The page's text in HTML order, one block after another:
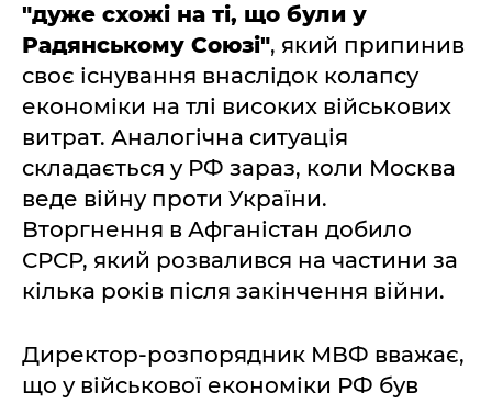
"дуже схожі на ті, що були у
Радянському Союзі", який припинив
своє існування внаслідок колапсу
економіки на тлі високих військових
витрат. Аналогічна ситуація
складається у РФ зараз, коли Москва
веде війну проти України.
Вторгнення в Афганістан добило
СРСР, який розвалився на частини за
кілька років після закінчення війни.
Директор-розпорядник МВФ вважає,
що у військової економіки РФ був